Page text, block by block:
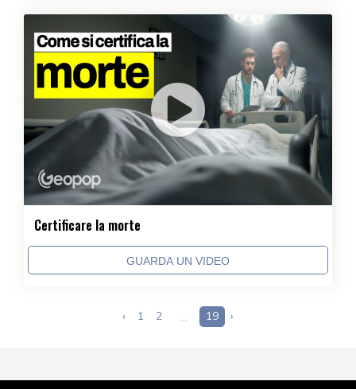
Certificare la morte
GUARDA UN VIDEO
‹ 1 2 ... 19 ›